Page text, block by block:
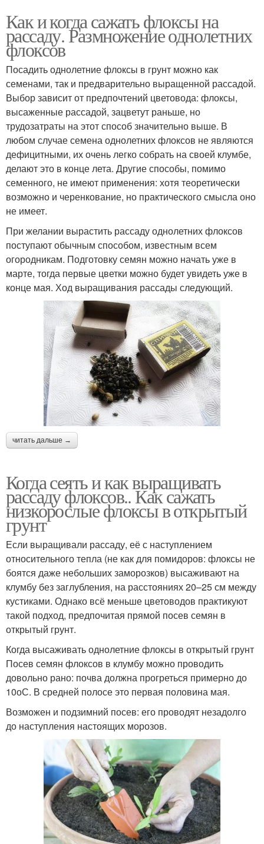
Как и когда сажать флоксы на
рассаду. Размножение однолетних
флоксов
Посадить однолетние флоксы в грунт можно как
семенами, так и предварительно выращенной рассадой.
Выбор зависит от предпочтений цветовода: флоксы,
высаженные рассадой, зацветут раньше, но
трудозатраты на этот способ значительно выше. В
любом случае семена однолетних флоксов не являются
дефицитными, их очень легко собрать на своей клумбе,
делают это в конце лета. Другие способы, помимо
семенного, не имеют применения: хотя теоретически
возможно и черенкование, но практического смысла оно
не имеет.
При желании вырастить рассаду однолетних флоксов
поступают обычным способом, известным всем
огородникам. Подготовку семян можно начать уже в
марте, тогда первые цветки можно будет увидеть уже в
конце мая. Ход выращивания рассады следующий.
читать дальше →
Когда сеять и как выращивать
рассаду флоксов.. Как сажать
низкорослые флоксы в открытый
грунт
Если выращивали рассаду, её с наступлением
относительного тепла (не как для помидоров: флоксы не
боятся даже небольших заморозков) высаживают на
клумбу без заглубления, на расстояниях 20–25 см между
кустиками. Однако всё меньше цветоводов практикуют
такой подход, предпочитая прямой посев семян в
открытый грунт.
Когда высаживать однолетние флоксы в открытый грунт
Посев семян флоксов в клумбу можно проводить
довольно рано: почва должна прогреться примерно до
10оС. В средней полосе это первая половина мая.
Возможен и подзимний посев: его проводят незадолго
до наступления настоящих морозов.